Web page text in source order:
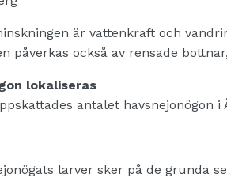
är vattenkraft och
påverkas också av rensade
lokaliseras
antalet
larver sker på de grunda